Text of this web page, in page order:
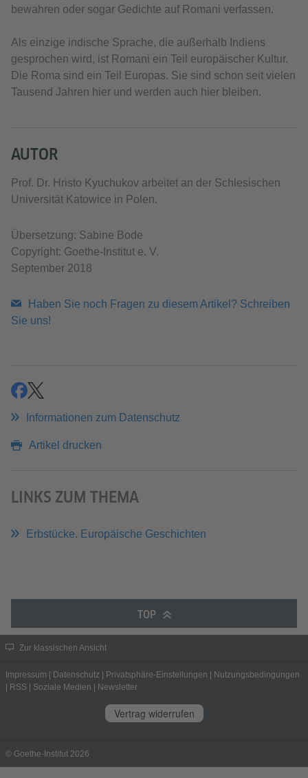
bewahren oder sogar Gedichte auf Romani verfassen.
Als einzige indische Sprache, die außerhalb Indiens
gesprochen wird, ist Romani ein Teil europäischer Kultur.
Die Roma sind ein Teil Europas. Sie sind schon seit vielen
Tausend Jahren hier und werden auch hier bleiben.
AUTOR
Prof. Dr. Hristo Kyuchukov arbeitet an der Schlesischen
Universität Katowice in Polen.
Übersetzung: Sabine Bode
Copyright: Goethe-Institut e. V.
September 2018
Haben Sie noch Fragen zu diesem Artikel? Schreiben
Sie uns!
teilenteilen
Informationen zum Datenschutz
Artikel drucken
LINKS ZUM THEMA
Erbstücke. Europäische Geschichten
TOP
Zur klassischen Ansicht
Impressum Datenschutz Privatsphäre-Einstellungen
Nutzungsbedingungen
RSS Soziale Medien Newsletter
Vertrag widerrufen
© Goethe-Institut 2026